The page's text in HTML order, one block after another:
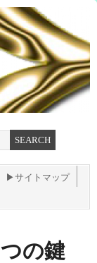
▶サイトマップ
の鍵